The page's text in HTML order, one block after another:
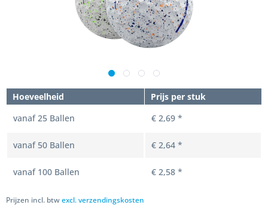
Hoeveelheid
Prijs per stuk
vanaf25 Ballen € 2,69 *
vanaf 50 Ballen € 2,64 *
vanaf 100 Ballen € 2,58 *
Prijzen incl. btwexcl. verzendingskosten